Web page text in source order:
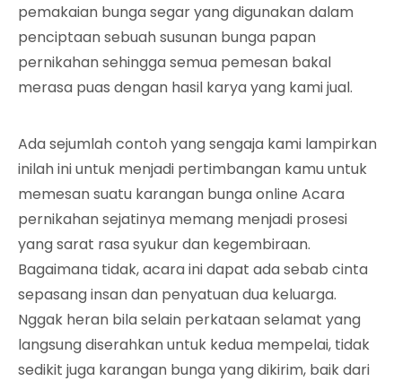
pemakaian bunga segar yang digunakan dalam
penciptaan sebuah susunan bunga papan
pernikahan sehingga semua pemesan bakal
merasa puas dengan hasil karya yang kami jual.
Ada sejumlah contoh yang sengaja kami lampirkan
inilah ini untuk menjadi pertimbangan kamu untuk
memesan suatu karangan bunga online Acara
pernikahan sejatinya memang menjadi prosesi
yang sarat rasa syukur dan kegembiraan.
Bagaimana tidak, acara ini dapat ada sebab cinta
sepasang insan dan penyatuan dua keluarga.
Nggak heran bila selain perkataan selamat yang
langsung diserahkan untuk kedua mempelai, tidak
sedikit juga karangan bunga yang dikirim, baik dari